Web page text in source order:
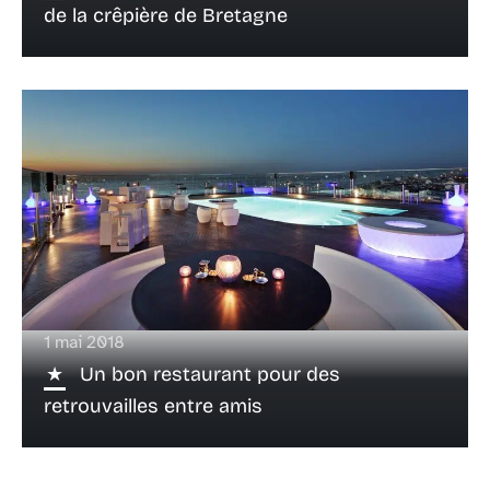
de la crêpière de Bretagne
1 mai 2018
Un bon restaurant pour des
retrouvailles entre amis